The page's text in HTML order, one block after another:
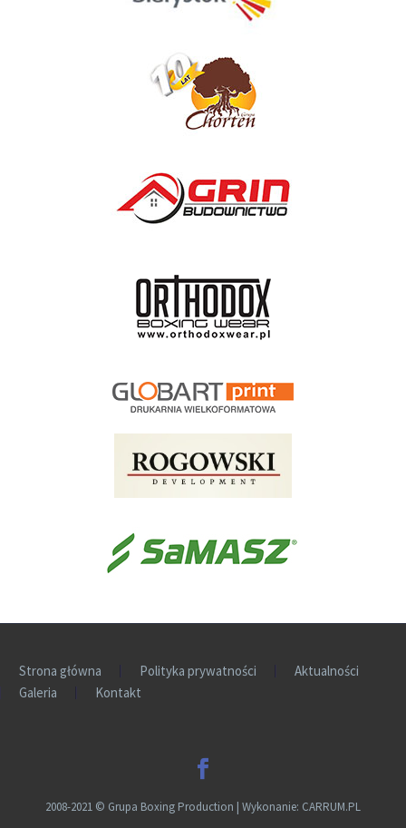
Strona główna Polityka prywatności
Aktualności
Galeria
Kontakt
2008-2021 © Grupa Boxing Production | Wykonanie: CARRUM.PL